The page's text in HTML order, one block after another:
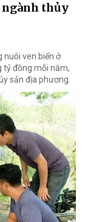
ngành thủy
nuôi ven biển ở
tỷ đồng mỗi năm,
sản địa phương.